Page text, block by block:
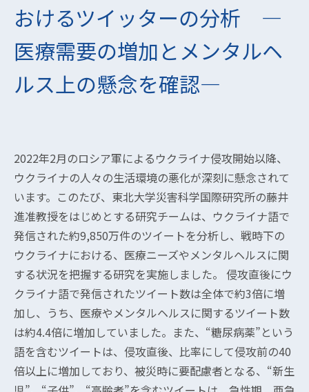
おけるツイッターの分析 ―
医療需要の増加とメンタルヘ
ルス上の懸念を確認―
2022年2月のロシア軍によるウクライナ侵攻開始以降、
ウクライナの人々の生活環境の悪化が深刻に懸念されて
います。このたび、東北大学災害科学国際研究所の藤井
進准教授をはじめとする研究チームは、ウクライナ語で
発信された約9,850万件のツイートを分析し、戦時下の
ウクライナにおける、医療ニーズやメンタルヘルスに関
する状況を把握する研究を実施しました。 侵攻直後にウ
クライナ語で発信されたツイート数は全体で約3倍に増
加し、うち、医療やメンタルヘルスに関するツイート数
は約4.4倍に増加していました。また、“糖尿病薬”という
語を含むツイートは、侵攻直後、比率にして侵攻前の40
倍以上に増加しており、被災時に要配慮者となる、“新生